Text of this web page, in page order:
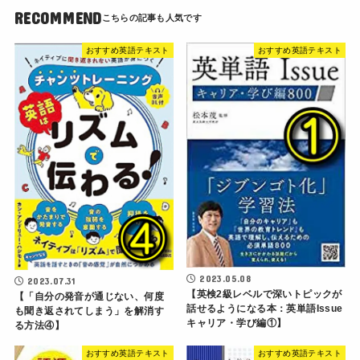
RECOMMEND
おすすめ英語テキスト
2023.07.31
【「自分の発音が通じない、何度
も聞き返されてしまう」を解消す
る方法④】
おすすめ英語テキスト
2023.05.08
【英検2級レベルで深いトピックが
話せるようになる本：英単語Issue
キャリア・学び編①】
おすすめ英語テキスト おすすめ英語テキスト